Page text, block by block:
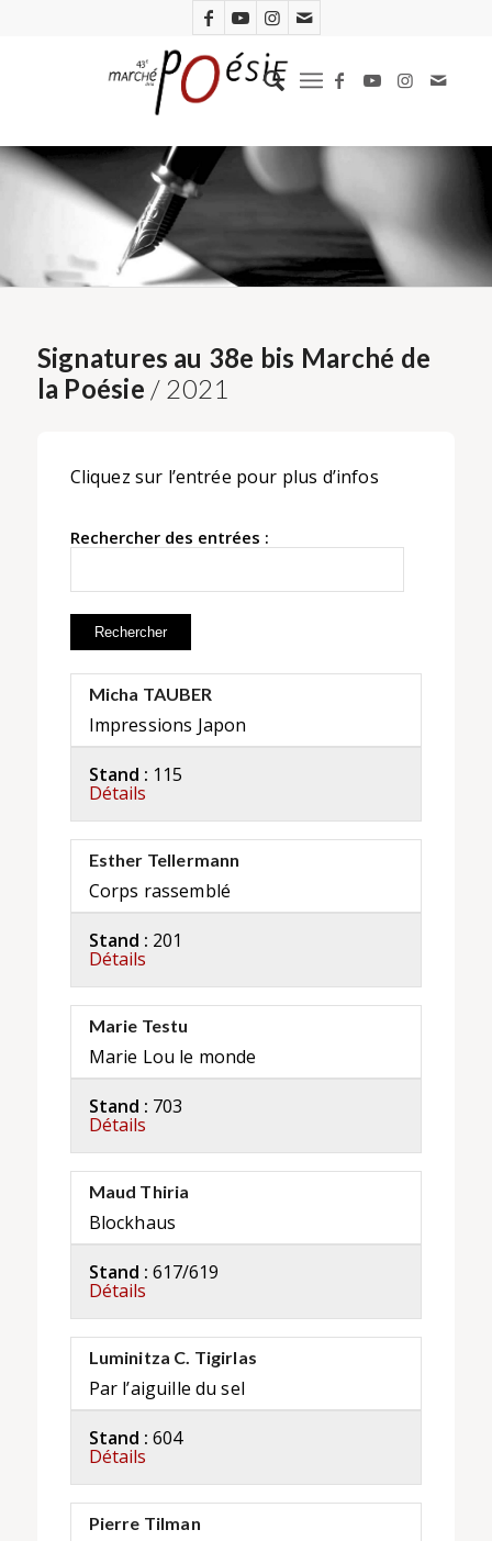
Signatures au 38e bis Marché de
la Poésie / 2021
Cliquez sur l’entrée pour plus d’infos
Rechercher des entrées :
Micha TAUBER
Impressions Japon
Stand : 115
Détails
Esther Tellermann
Corps rassemblé
Stand : 201
Détails
Marie Testu
Marie Lou le monde
Stand : 703
Détails
Maud Thiria
Blockhaus
Stand : 617/619
Détails
Luminitza C. Tigirlas
Par l’aiguille du sel
Stand : 604
Détails
Pierre Tilman